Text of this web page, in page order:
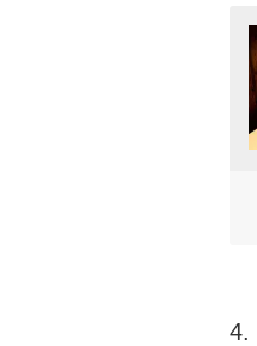
4.